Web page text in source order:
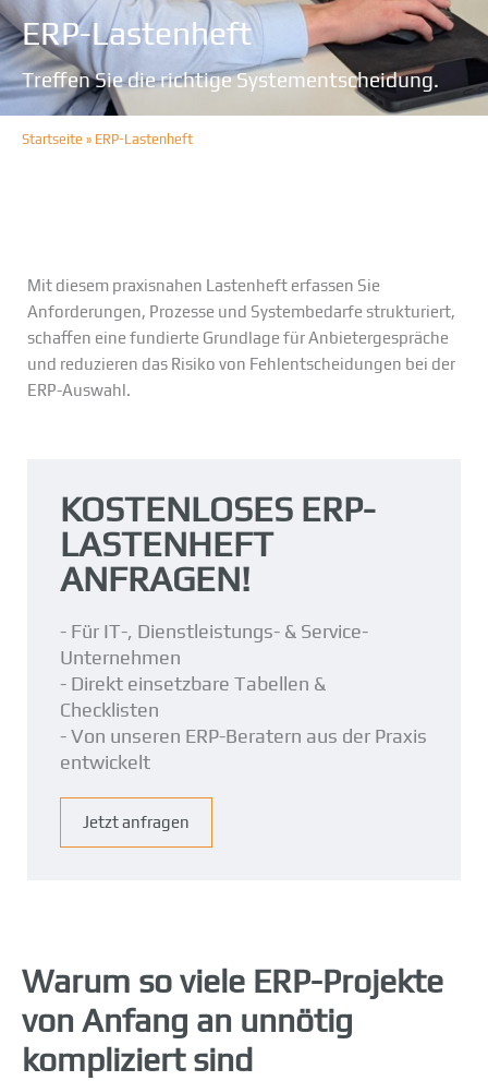
ERP-Lastenheft
Treffen Sie die richtige Systementscheidung.
Startseite » ERP-Lastenheft
Mit diesem praxisnahen Lastenheft erfassen Sie
Anforderungen, Prozesse und Systembedarfe strukturiert,
schaffen eine fundierte Grundlage für Anbietergespräche
und reduzieren das Risiko von Fehlentscheidungen bei der
ERP-Auswahl.
KOSTENLOSES ERP-
LASTENHEFT
ANFRAGEN!
- Für IT-, Dienstleistungs- & Service-
Unternehmen
- Direkt einsetzbare Tabellen &
Checklisten
- Von unseren ERP-Beratern aus der Praxis
entwickelt
Jetzt anfragen
Warum so viele ERP-Projekte
von Anfang an unnötig
kompliziert sind